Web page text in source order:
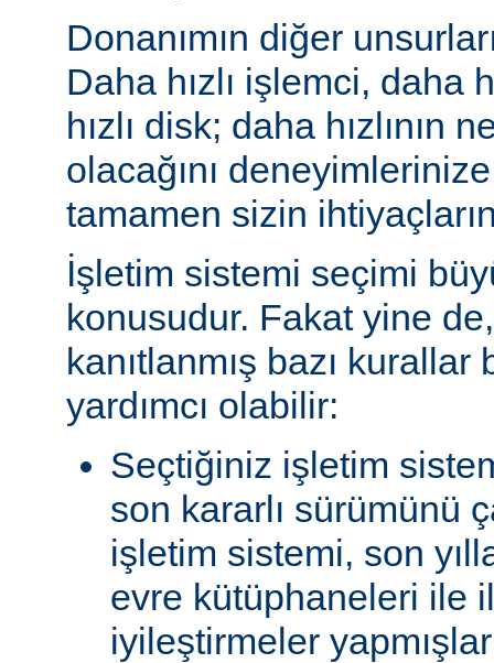
Donanımın diğer
Daha hızlı işlemci, daha
hızlı disk; daha hızlının
olacağını
tamamen sizin
İşletim sistemi seçimi
konusudur. Fakat yine de,
kanıtlanmış bazı
yardımcı olabilir:
Seçtiğiniz işletim
son kararlı sürümünü
işletim sistemi, son
evre kütüphaneleri ile
iyileştirmeler